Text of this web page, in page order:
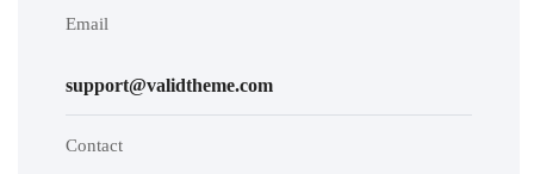
Email
support@validtheme.com
Contact